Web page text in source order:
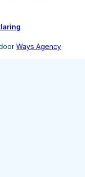
Ways Agency